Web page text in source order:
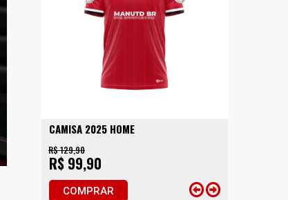
CAMISA 2025 HOME
R$ 129,90
R$ 99,90
COMPRAR